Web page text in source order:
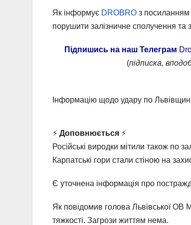
Як інформує DROBRO з
порушити залізничне сполучення та
Підпишись на наш Телеграм
(підписка,
Інформацію щодо удару по
⚡️ Доповнюється ⚡️
Російські виродки мітили також по
Карпатські гори стали стіною на
Є уточнена інформація про
Як повідомив голова Львівської ОВ
тяжкості. Загрози життям нема.